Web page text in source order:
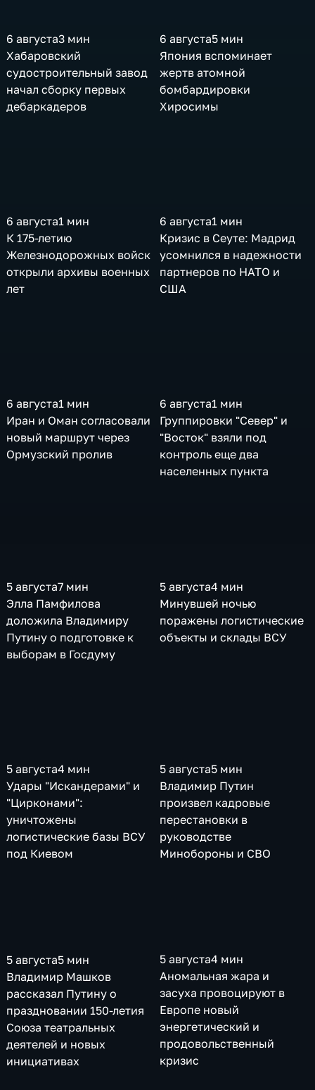
6 августа3 мин
Хабаровский
судостроительный завод
начал сборку первых
дебаркадеров
6 августа5 мин
Япония вспоминает
жертв атомной
бомбардировки
Хиросимы
6 августа1 мин
К 175-летию
Железнодорожных войск
открыли архивы военных
лет
6 августа1 мин
Кризис в Сеуте: Мадрид
усомнился в надежности
партнеров по НАТО и
США
6 августа1 мин
Иран и Оман согласовали
новый маршрут через
Ормузский пролив
6 августа1 мин
Группировки "Север" и
"Восток" взяли под
контроль еще два
населенных пункта
5 августа7 мин
Элла Памфилова
доложила Владимиру
Путину о подготовке к
выборам в Госдуму
5 августа4 мин
Минувшей ночью
поражены логистические
объекты и склады ВСУ
5 августа4 мин
Удары "Искандерами" и
"Цирконами":
уничтожены
логистические базы ВСУ
под Киевом
5 августа5 мин
Владимир Путин
произвел кадровые
перестановки в
руководстве
Минобороны и СВО
5 августа5 мин
Владимир Машков
рассказал Путину о
праздновании 150-летия
Союза театральных
деятелей и новых
инициативах
5 августа4 мин
Аномальная жара и
засуха провоцируют в
Европе новый
энергетический и
продовольственный
кризис